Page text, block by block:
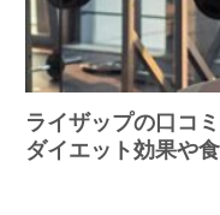
ライザップの口コ
ダイエット効果や食